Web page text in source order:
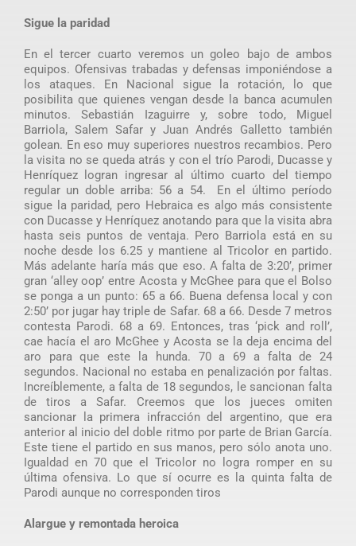
Sigue la paridad
En el tercer cuarto veremos un goleo bajo de ambos
equipos. Ofensivas trabadas y defensas imponiéndose a
los ataques. En Nacional sigue la rotación, lo que
posibilita que quienes vengan desde la banca acumulen
minutos. Sebastián Izaguirre y, sobre todo, Miguel
Barriola, Salem Safar y Juan Andrés Galletto también
golean. En eso muy superiores nuestros recambios. Pero
la visita no se queda atrás y con el trío Parodi, Ducasse y
Henríquez logran ingresar al último cuarto del tiempo
regular un doble arriba: 56 a 54. En el último período
sigue la paridad, pero Hebraica es algo más consistente
con Ducasse y Henríquez anotando para que la visita abra
hasta seis puntos de ventaja. Pero Barriola está en su
noche desde los 6.25 y mantiene al Tricolor en partido.
Más adelante haría más que eso. A falta de 3:20’, primer
gran ‘alley oop’ entre Acosta y McGhee para que el Bolso
se ponga a un punto: 65 a 66. Buena defensa local y con
2:50’ por jugar hay triple de Safar. 68 a 66. Desde 7 metros
contesta Parodi. 68 a 69. Entonces, tras ‘pick and roll’,
cae hacía el aro McGhee y Acosta se la deja encima del
aro para que este la hunda. 70 a 69 a falta de 24
segundos. Nacional no estaba en penalización por faltas.
Increíblemente, a falta de 18 segundos, le sancionan falta
de tiros a Safar. Creemos que los jueces omiten
sancionar la primera infracción del argentino, que era
anterior al inicio del doble ritmo por parte de Brian García.
Este tiene el partido en sus manos, pero sólo anota uno.
Igualdad en 70 que el Tricolor no logra romper en su
última ofensiva. Lo que sí ocurre es la quinta falta de
Parodi aunque no corresponden tiros
Alargue y remontada heroica